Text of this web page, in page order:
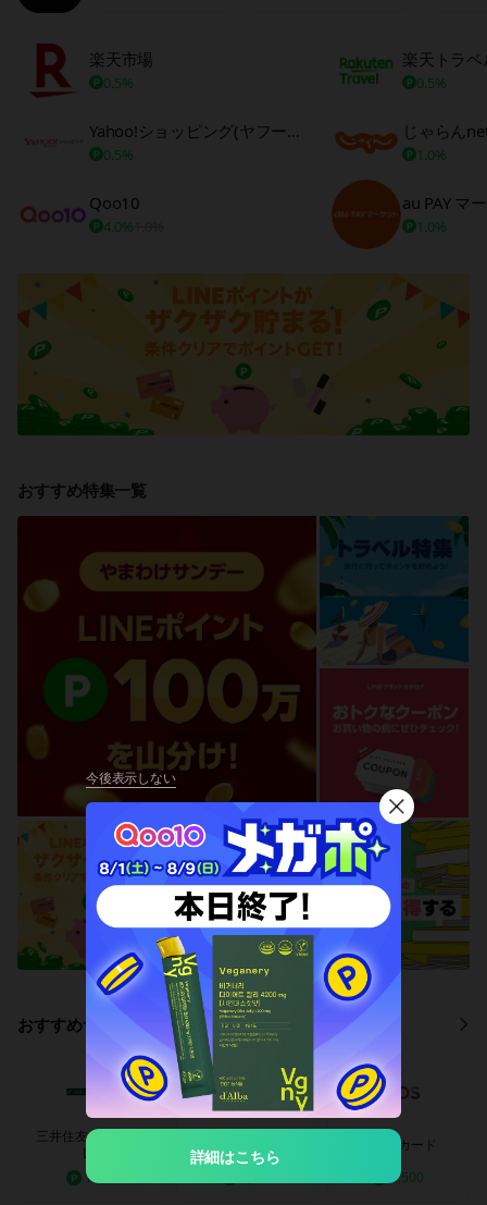
楽天市場
0.5%
Yahoo!ショッピング(ヤフーショッピング)
0.5%
Qoo10
4.0%
楽天トラベ
0.5%
じゃらん
1.0%
au PAY マ
1.0%
おすすめ特集一覧
おすすめサービス
三井住友カード（N
L）
1,500
ルド（NL）
エポスカード
1,500
今後表示しない
閉
詳細はこちら